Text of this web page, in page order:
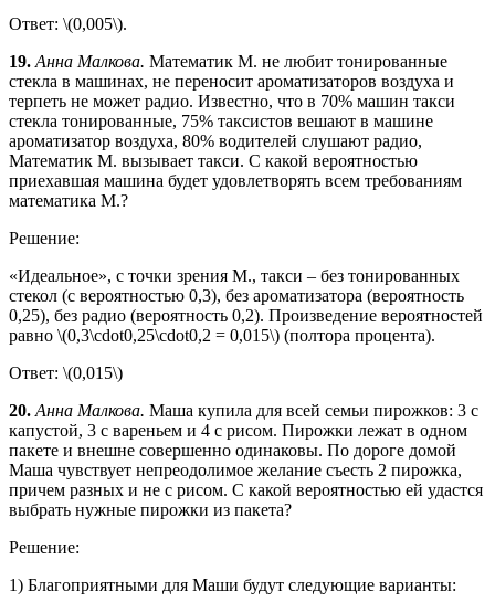
Ответ: \(0,005\).
19. Анна Малкова. Математик М. не любит тонированные
стекла в машинах, не переносит ароматизаторов воздуха и
терпеть не может радио. Известно, что в 70% машин такси
стекла тонированные, 75% таксистов вешают в машине
ароматизатор воздуха, 80% водителей слушают радио,
Математик М. вызывает такси. С какой вероятностью
приехавшая машина будет удовлетворять всем требованиям
математика М.?
Решение:
«Идеальное», с точки зрения М., такси – без тонированных
стекол (с вероятностью 0,3), без ароматизатора (вероятность
0,25), без радио (вероятность 0,2). Произведение вероятностей
равно \(0,3\cdot0,25\cdot0,2 = 0,015\) (полтора процента).
Ответ: \(0,015\)
20. Анна Малкова. Маша купила для всей семьи пирожков: 3 с
капустой, 3 с вареньем и 4 с рисом. Пирожки лежат в одном
пакете и внешне совершенно одинаковы. По дороге домой
Маша чувствует непреодолимое желание съесть 2 пирожка,
причем разных и не с рисом. С какой вероятностью ей удастся
выбрать нужные пирожки из пакета?
Решение:
1) Благоприятными для Маши будут следующие варианты: